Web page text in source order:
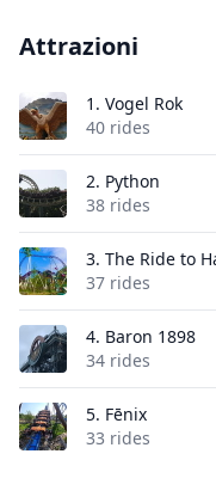
Attrazioni
1. Vogel Rok
40 rides
2. Python
38 rides
3. The Ride to
37 rides
4. Baron 1898
34 rides
5. Fēnix
33 rides